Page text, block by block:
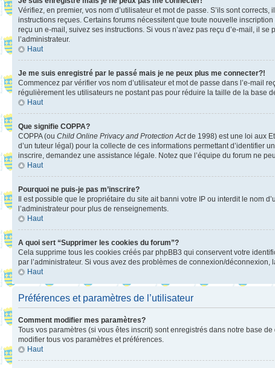
Vérifiez, en premier, vos nom d’utilisateur et mot de passe. S’ils sont
instructions reçues. Certains forums nécessitent que toute nouvelle
reçu un e-mail, suivez ses instructions. Si vous n’avez pas reçu d’e-mail, il
l’administrateur.
Haut
Je me suis enregistré par le passé mais je ne peux plus me connecter?!
Commencez par vérifier vos nom d’utilisateur et mot de passe dans l’e-mail
régulièrement les utilisateurs ne postant pas pour réduire la taille de la base
Haut
Que signifie COPPA?
COPPA (ou Child Online Privacy and Protection Actde 1998) est une loi aux
d’un tuteur légal) pour la collecte de ces informations permettant d’identifier
inscrire, demandez une assistance légale. Notez que l’équipe du forum ne
Haut
Pourquoi ne puis-je pas m’inscrire?
Il est possible que le propriétaire du site ait banni votre IP ou interdit le nom
l’administrateur pour plus de renseignements.
Haut
A quoi sert “Supprimer les cookies du forum”?
Cela supprime tous les cookies créés par phpBB3 qui conservent votre
par l’administrateur. Si vous avez des problèmes de connexion/déconnexion,
Haut
Préférences et paramètres de l’utilisateur
Comment modifier mes paramètres?
Tous vos paramètres (si vous êtes inscrit) sont enregistrés dans notre base
modifier tous vos paramètres et préférences.
Haut